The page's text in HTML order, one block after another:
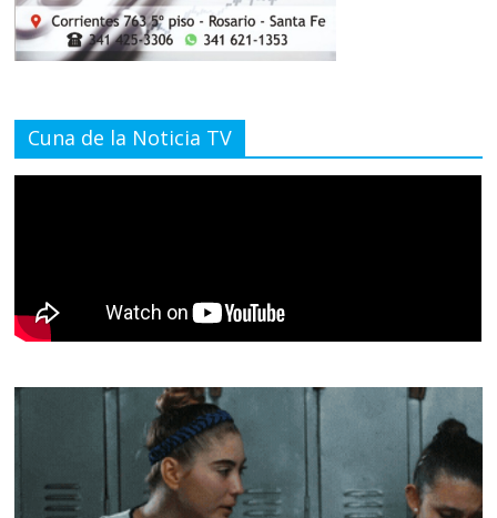
Cuna de la Noticia TV